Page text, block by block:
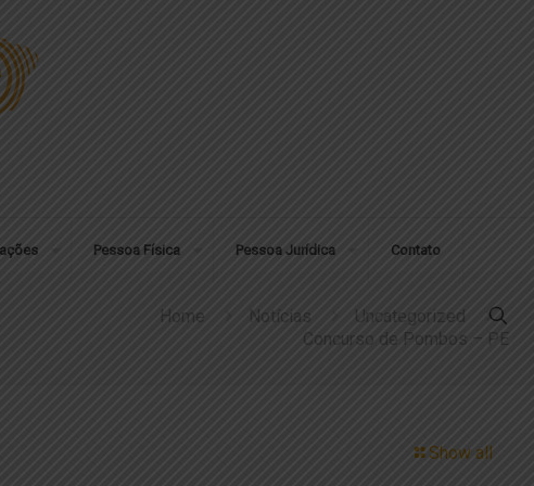
Pessoa Física Pessoa Jurídica Contato
Home Notícias
Uncategorized
Concurso de Pombos – PE
Show all